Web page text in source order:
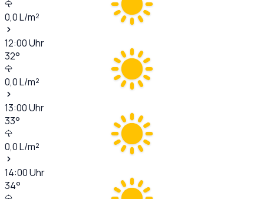
0,0L/m²
12:00Uhr
32°
0,0L/m²
13:00Uhr
33°
0,0L/m²
14:00Uhr
34°